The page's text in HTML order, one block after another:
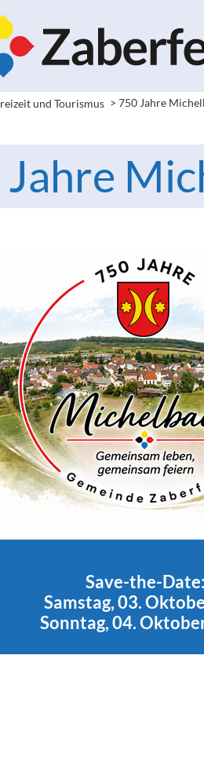
und Tourismus > 750 Jahre
Save-the-Date:
Samstag, 03.
Sonntag, 04.